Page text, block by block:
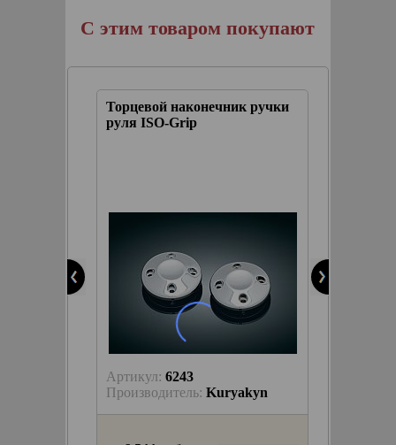
С этим товаром покупают
Торцевой наконечник ручки
руля ISO-Grip
Артикул: 6243
Производитель: Kuryakyn